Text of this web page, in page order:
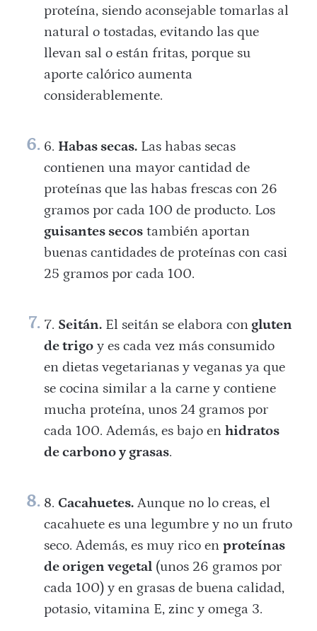
proteína, siendo aconsejable tomarlas al
natural o tostadas, evitando las que
llevan sal o están fritas, porque su
aporte calórico aumenta
considerablemente.
Habas secas.Las habas secas
contienen una mayor cantidad de
proteínas que las habas frescas con 26
gramos por cada 100 de producto. Los
guisantes secostambién aportan
buenas cantidades de proteínas con casi
25 gramos por cada 100.
Seitán.El seitán se elabora congluten
de trigoy es cada vez más consumido
en dietas vegetarianas y veganas ya que
se cocina similar a la carne y contiene
mucha proteína, unos 24 gramos por
cada 100. Además, es bajo en hidratos
de carbono y grasas.
Cacahuetes.Aunque no lo creas, el
cacahuete es una legumbre y no un fruto
seco. Además, es muy rico en proteínas
de origen vegetal(unos 26 gramos por
cada 100) y en grasas de buena calidad,
potasio, vitamina E, zinc y omega 3.